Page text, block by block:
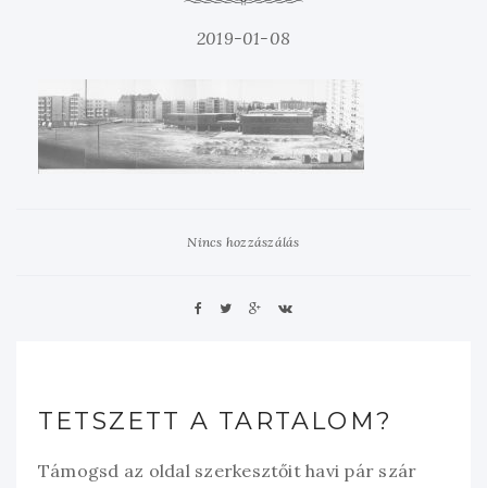
2019-01-08
Nincs hozzászálás
TETSZETT A TARTALOM?
Támogsd az oldal szerkesztőit havi pár szár